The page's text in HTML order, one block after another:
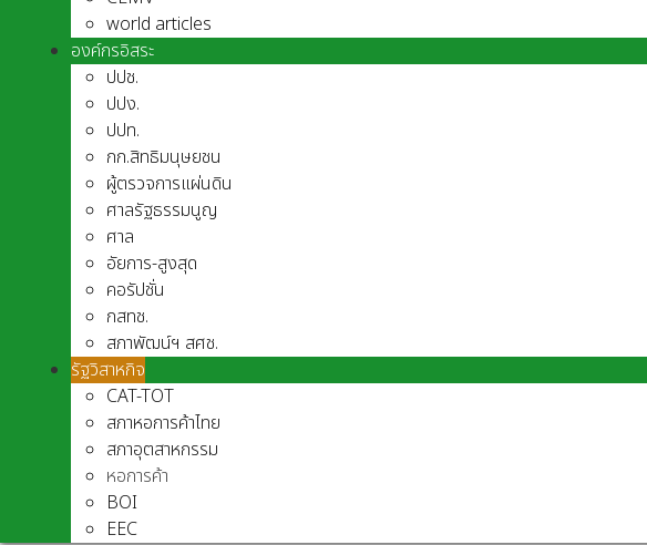
world articles
องค์กรอิสระ
ปปช.
ปปง.
ปปท.
กก.สิทธิมนุษยชน
ผู้ตรวจการแผ่นดิน
ศาลรัฐธรรมนูญ
ศาล
อัยการ-สูงสุด
คอรัปชั่น
กสทช.
สภาพัฒน์ฯ สศช.
รัฐวิสาหกิจ
CAT-TOT
สภาหอการค้าไทย
สภาอุตสาหกรรม
หอการค้า
BOI
EEC